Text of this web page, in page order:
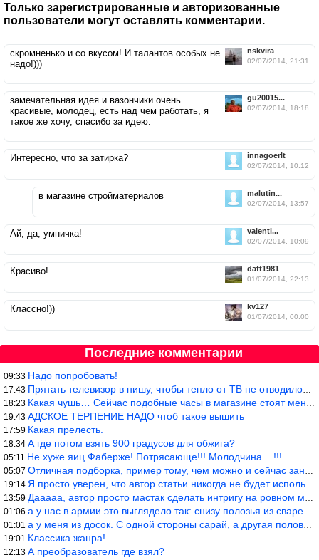
Только зарегистрированные и авторизованные
пользователи могут оставлять комментарии.
nskvira
02/07/2014, 21:31
скромненько и со вкусом! И талантов особых не
надо!)))
gu20015...
02/07/2014, 18:18
замечательная идея и вазончики очень
красивые, молодец, есть над чем работать, я
такое же хочу, спасибо за идею.
innagoerlt
02/07/2014, 10:12
Интересно, что за затирка?
malutin...
02/07/2014, 13:57
в магазине стройматериалов
valenti...
02/07/2014, 10:09
Ай, да, умничка!
daft1981
01/07/2014, 22:13
Красиво!
kv127
01/07/2014, 00:00
Классно!))
Последние комментарии
09:33 Надо попробовать!
17:43 Прятать телевизор в нишу, чтобы тепло от ТВ не отводилось и теле
18:23 Какая чушь… Сейчас подобные часы в магазине стоят меньше 10 долл
19:43 АДСКОЕ ТЕРПЕНИЕ НАДО чтоб такое вышить
17:59 Какая прелесть.
18:34 А где потом взять 900 градусов для обжига?
05:11 Не хуже яиц Фаберже! Потрясающе!!! Молодчина....!!!
05:07 Отличная подборка, пример тому, чем можно и сейчас заниматься…
19:14 Я просто уверен, что автор статьи никогда не будет использовать
13:59 Дааааа, автор просто мастак сделать интригу на ровном месте! А н
01:06 а у нас в армии это выглядело так: снизу полозья из сваренные тр
01:01 а у меня из досок. С одной стороны сарай, а другая половина — ду
19:01 Классика жанра!
12:13 А преобразователь где взял?